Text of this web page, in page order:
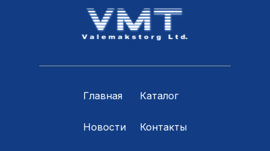
Главная Каталог
Новости Контакты